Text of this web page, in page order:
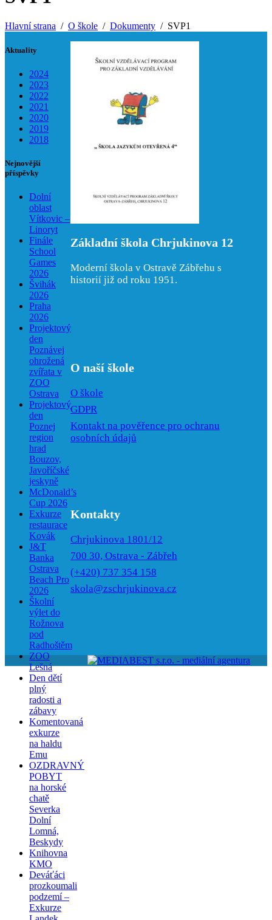
Hlavní strana O škole Dokumenty SVP1
Aktuality
2024
2023
2022
2021
2020
2019
2018
Nejnovější
příspěvky
Dolní
oblast
Vítkovic –
Linoryt
Finále
School
Games
2026
Švihák
2026
Praha
2026
Projektový
den
Poznávej
ohrožená
zvířata v
ZOO
Ostrava
Projektový
den
Poznej
region
hrad
Bouzov,
Javoříčské
jeskyně
McDonald’s
Cup 2026
Exkurze
restaurace
Kovák
J&T
Banka
Ostrava
Beach Pro
2026
Školní
výlet do
Rožnova
pod
Radhoštěm
ZOO
Lešná
Den dětí
plný
radosti a
zábavy
Komentovaná
exkurze
na haldu
Emu
OZDRAVNÝ
POBYT
na horské
chatě
Severka
Dolní
Lomná,
Beskydy
Knihovna
KMO
Deváťáci
prozkoumali
podzemí –
Exkurze
Základní škola Chrjukinova 12
Moderní škola v Ostravě Zábřehu s
historií již od roku 1951.
O naší škole
O škole
GDPR
Kontakt na pověřence pro ochranu
osobních údajů
Kontakty
Chrjukinova 1801/12
700 30, Ostrava - Zábřeh
(+420) 737 354 158
skola@zschrjukinova.cz